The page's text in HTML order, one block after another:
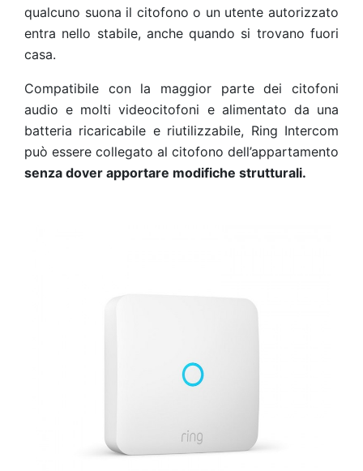
qualcuno suona il citofono o un utente autorizzato
entra nello stabile, anche quando si trovano fuori
casa.
Compatibile con la maggior parte dei citofoni
audio e molti videocitofoni e alimentato da una
batteria ricaricabile e riutilizzabile, Ring Intercom
può essere collegato al citofono dell’appartamento
senza dover apportare modifiche strutturali.